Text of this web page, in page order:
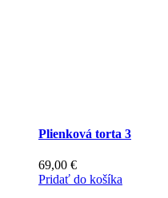
Plienková torta 3
69,00 €
Pridať do košíka